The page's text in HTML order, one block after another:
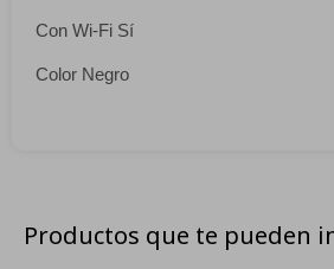
Con Wi-Fi Sí
Color Negro
Productos que te pueden